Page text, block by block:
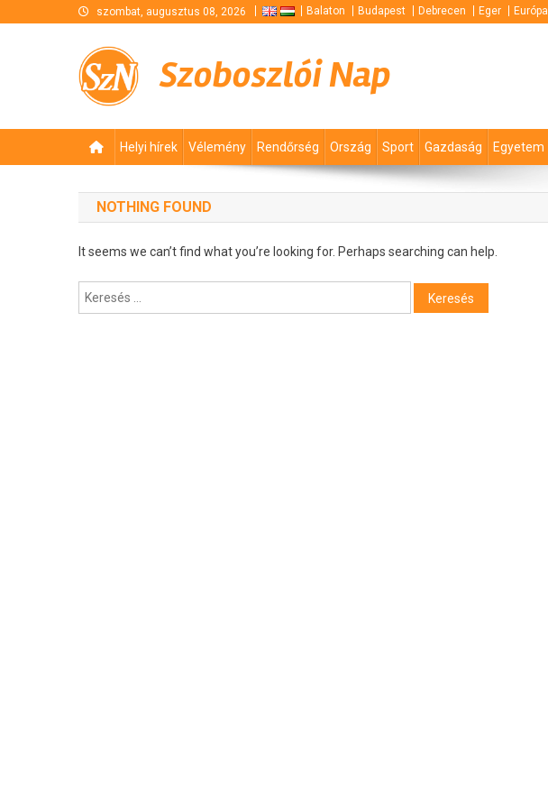
szombat, augusztus 08, 2026 Balaton Budapest Debrecen Eger Európa
Szoboszlói Nap
Helyi hírek Vélemény Rendőrség Ország Sport Gazdaság Egyetem
NOTHING FOUND
It seems we can’t find what you’re looking for. Perhaps searching can help.
Keresés: